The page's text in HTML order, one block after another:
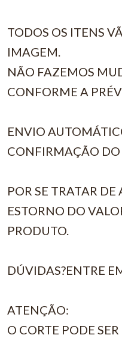
TODOS OS ITENS
IMAGEM.
NÃO FAZEMOS
CONFORME A
ENVIO
CONFIRMAÇÃO DO
POR SE TRATAR
ESTORNO DO
PRODUTO.
DÚVIDAS?ENTRE
ATENÇÃO:
O CORTE PODE